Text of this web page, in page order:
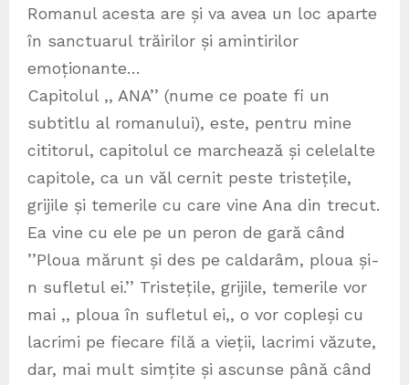
Romanul acesta are și va avea un loc aparte
în sanctuarul trăirilor și amintirilor
emoționante…
Capitolul ,, ANA’’ (nume ce poate fi un
subtitlu al romanului), este, pentru mine
cititorul, capitolul ce marchează și celelalte
capitole, ca un văl cernit peste tristețile,
grijile și temerile cu care vine Ana din trecut.
Ea vine cu ele pe un peron de gară când
’’Ploua mărunt și des pe caldarâm, ploua și-
n sufletul ei.’’ Tristețile, grijile, temerile vor
mai ,, ploua în sufletul ei,, o vor copleși cu
lacrimi pe fiecare filă a vieții, lacrimi văzute,
dar, mai mult simțite și ascunse până când